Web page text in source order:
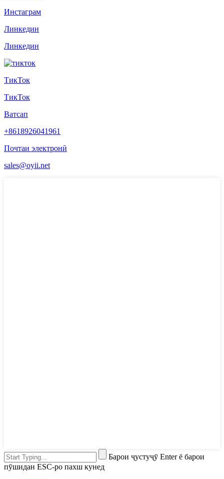
Инстаграм
Линкедин
Линкедин
ТикТок
ТикТок
Ватсап
+8618926041961
Почтаи электронӣ
sales@oyii.net
Барои ҷустуҷӯ Enter ё барои
пӯшидан ESC-ро пахш кунед